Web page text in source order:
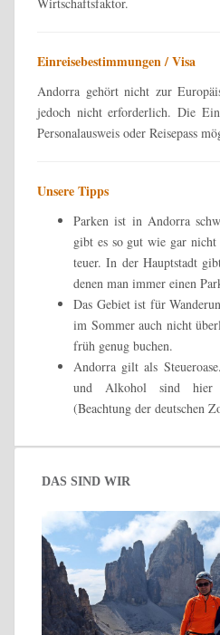
Einreisebestimmungen / Visa
Andorra gehört nicht zur
jedoch nicht erforderlich. Die
Personalausweis oder Reisepass
Unsere Tipps
Parken ist in Andorra
gibt es so gut wie gar
teuer. In der Hauptstadt
denen man immer einen
Das Gebiet ist für
im Sommer auch nicht
früh genug buchen.
Andorra gilt als
und Alkohol sind hier
(Beachtung der deutschen
DAS SIND WIR